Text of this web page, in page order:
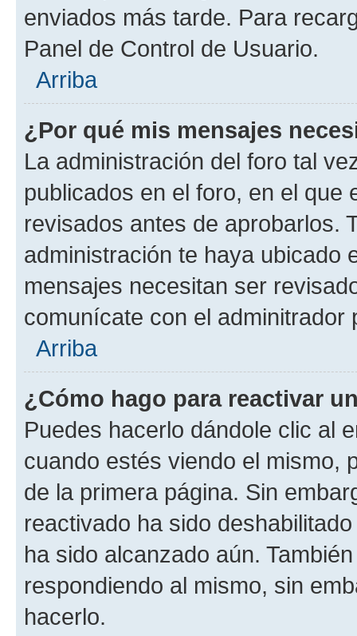
enviados más tarde. Para
Panel de Control de Usuario.
Arriba
¿Por qué mis mensajes
La administración del foro tal
publicados en el foro, en el
revisados antes de aprobarlos.
administración te haya ubicado
mensajes necesitan ser
comunícate con el
Arriba
¿Cómo hago para reactivar
Puedes hacerlo dándole clic al
cuando estés viendo el mismo,
de la primera página. Sin
reactivado ha sido
ha sido alcanzado aún.
respondiendo al mismo, sin
hacerlo.